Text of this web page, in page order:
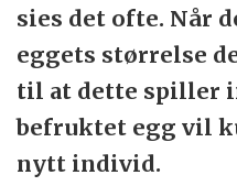
sies det ofte. Når
eggets størrelse
til at dette spiller
befruktet egg vil
nytt individ.